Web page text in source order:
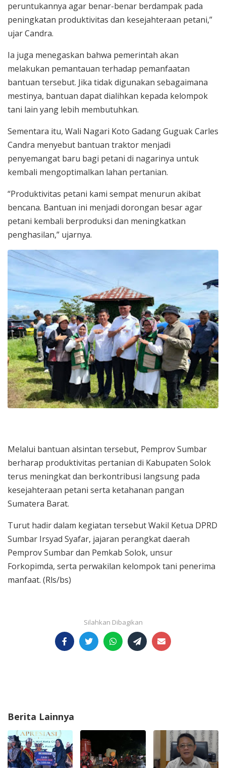
peruntukannya agar benar-benar berdampak pada
peningkatan produktivitas dan kesejahteraan petani,”
ujar Candra.
Ia juga menegaskan bahwa pemerintah akan
melakukan pemantauan terhadap pemanfaatan
bantuan tersebut. Jika tidak digunakan sebagaimana
mestinya, bantuan dapat dialihkan kepada kelompok
tani lain yang lebih membutuhkan.
Sementara itu, Wali Nagari Koto Gadang Guguak Carles
Candra menyebut bantuan traktor menjadi
penyemangat baru bagi petani di nagarinya untuk
kembali mengoptimalkan lahan pertanian.
“Produktivitas petani kami sempat menurun akibat
bencana. Bantuan ini menjadi dorongan besar agar
petani kembali berproduksi dan meningkatkan
penghasilan,” ujarnya.
Melalui bantuan alsintan tersebut, Pemprov Sumbar
berharap produktivitas pertanian di Kabupaten Solok
terus meningkat dan berkontribusi langsung pada
kesejahteraan petani serta ketahanan pangan
Sumatera Barat.
Turut hadir dalam kegiatan tersebut Wakil Ketua DPRD
Sumbar Irsyad Syafar, jajaran perangkat daerah
Pemprov Sumbar dan Pemkab Solok, unsur
Forkopimda, serta perwakilan kelompok tani penerima
manfaat. (Rls/bs)
Berita Lainnya